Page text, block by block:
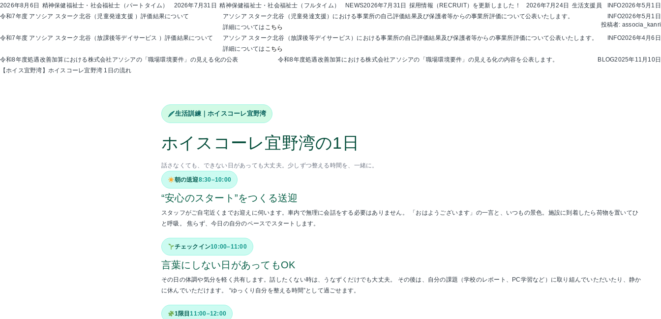
投稿者: associa_kanri
2026年8月6日 精神保健福祉士・社会福祉士（パートタイム） 2026年7月31日 精神保健福祉士・社会福祉士（フルタイム） NEWS2026年7月31日 採用情報（RECRUIT）を更新しました！ 2026年7月24日 生活支援員 INFO2026年5月1日
令和7年度 アソシア スターク北谷（児童発達支援 ）評価結果について
アソシア スターク北谷（児童発達支援）における事業所の自己評価結果及び保護者等からの事業所評価について公表いたします。
詳細については こちら
INFO2026年5月1日
令和7年度 アソシア スターク北谷（放課後等デイサービス ）評価結果について
アソシア スターク北谷（放課後等デイサービス）における事業所の自己評価結果及び保護者等からの事業所評価について公表いたします。
詳細については こちら
INFO2026年4月6日
令和8年度処遇改善加算における株式会社アソシアの「職場環境要件」の見える化の公表 令和8年度処遇改善加算における株式会社アソシアの「職場環境要件」の見える化の内容を公表します。 BLOG2025年11月10日
【ホイス宜野湾】ホイスコーレ宜野湾 1日の流れ
生活訓練｜ホイスコーレ宜野湾
ホイスコーレ宜野湾の1日
話さなくても、できない日があっても大丈夫。少しずつ整える時間を、一緒に。
朝の送迎8:30–10:00
“安心のスタート”をつくる送迎
スタッフがご自宅近くまでお迎えに伺います。車内で無理に会話をする必要はありません。 「おはようございます」の一言と、いつもの景色。施設に到着したら荷物を置いてひ
と呼吸。 焦らず、今日の自分のペースでスタートします。
チェックイン10:00–11:00
言葉にしない日があってもOK
その日の体調や気分を軽く共有します。話したくない時は、うなずくだけでも大丈夫。 その後は、自分の課題（学校のレポート、PC学習など）に取り組んでいただいたり、静か
に休んでいただけます。 “ゆっくり自分を整える時間”として過ごせます。
1限目11:00–12:00